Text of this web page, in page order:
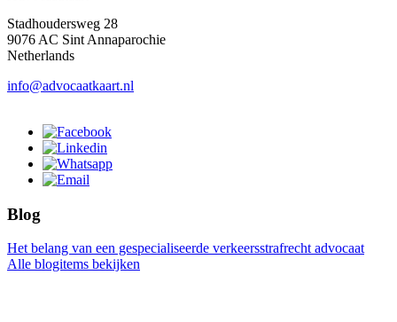
Stadhoudersweg 28
9076 AC Sint Annaparochie
Netherlands
info@advocaatkaart.nl
Blog
Het belang van een gespecialiseerde verkeersstrafrecht advocaat
Alle blogitems bekijken